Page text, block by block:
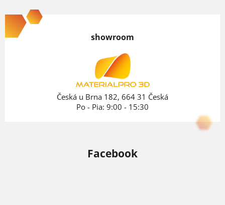
á
p
showroom
Česká u Brna 182, 664 31 Česká
Po - Pia: 9:00 - 15:30
Facebook